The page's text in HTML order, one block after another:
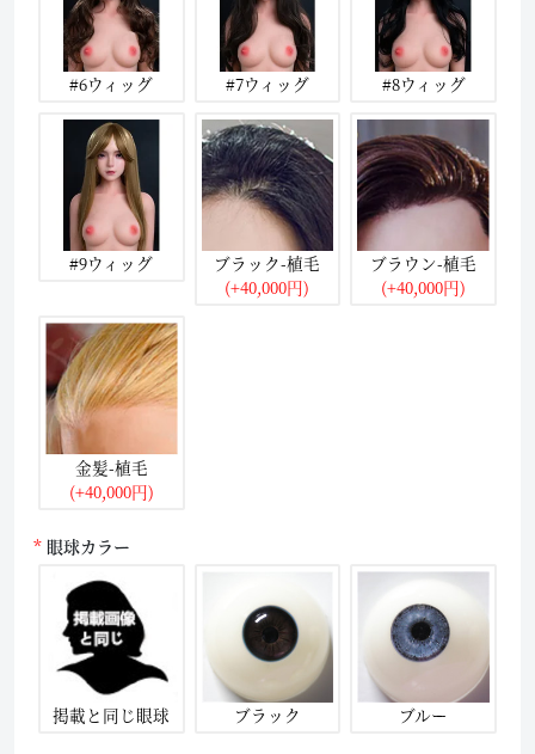
#6ウィッグ #7ウィッグ #8ウィッグ
#9ウィッグ
ブラック-植毛
(+40,000円)
ブラウン-植毛
(+40,000円)
金髪-植毛
(+40,000円)
眼球カラー
掲載と同じ眼球 ブラック ブルー